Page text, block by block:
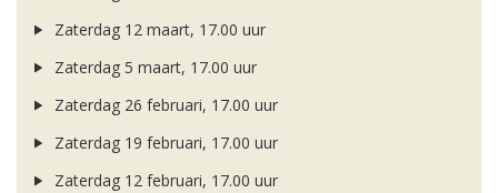
Zaterdag 12 maart, 17.00 uur
Zaterdag 5 maart, 17.00 uur
Zaterdag 26 februari, 17.00 uur
Zaterdag 19 februari, 17.00 uur
Zaterdag 12 februari, 17.00 uur